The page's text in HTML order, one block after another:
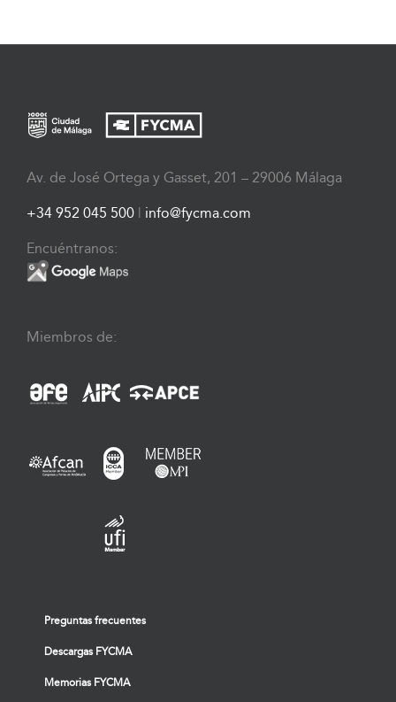
Av. de José Ortega y Gasset, 201 – 29006 Málaga
+34 952 045 500 | info@fycma.com
Encuéntranos:
Miembros de:
Preguntas frecuentes
Descargas FYCMA
Memorias FYCMA